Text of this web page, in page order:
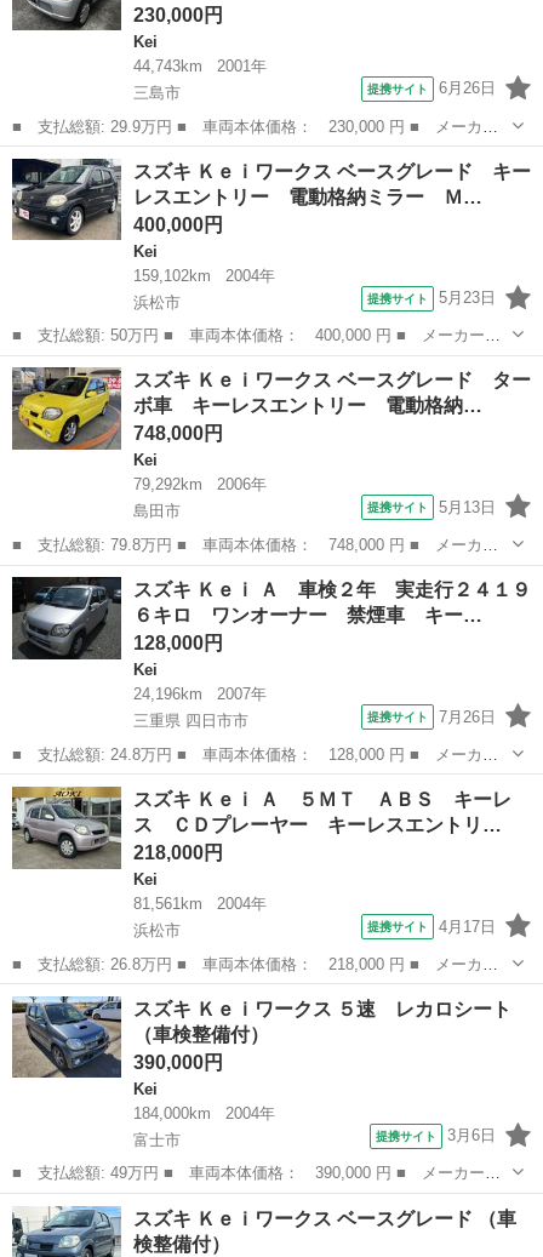
230,000円
Kei
44,743km
2001年
三島市
提携サイト 6月26日
■ 支払総額: 29.9万円 ■ 車両本体価格： 230,000 円 ■ メーカー
名： スズキ ■ 車種名： Ｋｅｉ ■ グレード名： Ｎ－１ 電動
格納ミラー ＡＴ ＣＤ エアコン パワーウィンドウ 運転席エア
バッグ 助手...
静岡 三島市 Kei
スズキ Ｋｅｉワークス ベースグレード キー
レスエントリー 電動格納ミラー Ｍ…
400,000円
Kei
159,102km
2004年
浜松市
提携サイト 5月23日
■ 支払総額: 50万円 ■ 車両本体価格： 400,000 円 ■ メーカー
名： スズキ ■ 車種名： Ｋｅｉワークス ■ グレード名： ベー
スグレード キーレスエントリー 電動格納ミラー ＭＴ ＡＢＳ
アルミホイール ...
静岡 浜松市 Kei
スズキ Ｋｅｉワークス ベースグレード ター
ボ車 キーレスエントリー 電動格納…
748,000円
Kei
79,292km
2006年
島田市
提携サイト 5月13日
■ 支払総額: 79.8万円 ■ 車両本体価格： 748,000 円 ■ メーカー
名： スズキ ■ 車種名： Ｋｅｉワークス ■ グレード名： ベー
スグレード ターボ車 キーレスエントリー 電動格納ミラー ５Ｍ
Ｔ ＡＢＳ ...
静岡 島田市 Kei
スズキ Ｋｅｉ Ａ 車検２年 実走行２４１９
６キロ ワンオーナー 禁煙車 キー…
128,000円
Kei
24,196km
2007年
三重県 四日市市
提携サイト 7月26日
■ 支払総額: 24.8万円 ■ 車両本体価格： 128,000 円 ■ メーカー
名： スズキ ■ 車種名： Ｋｅｉ ■ グレード名： Ａ 車検２
年 実走行２４１９６キロ ワンオーナー 禁煙車 キーレス エア
ーバック 衝突...
三重 四日市市
スズキ Ｋｅｉ Ａ ５ＭＴ ＡＢＳ キーレ
ス ＣＤプレーヤー キーレスエントリ…
218,000円
Kei
81,561km
2004年
浜松市
提携サイト 4月17日
■ 支払総額: 26.8万円 ■ 車両本体価格： 218,000 円 ■ メーカー
名： スズキ ■ 車種名： Ｋｅｉ ■ グレード名： Ａ ５ＭＴ
ＡＢＳ キーレス ＣＤプレーヤー キーレスエントリー ＡＢＳ
エアバッグ ...
静岡 浜松市 Kei
スズキ Ｋｅｉワークス ５速 レカロシート
（車検整備付）
390,000円
Kei
184,000km
2004年
富士市
提携サイト 3月6日
■ 支払総額: 49万円 ■ 車両本体価格： 390,000 円 ■ メーカー
名： スズキ ■ 車種名： Ｋｅｉワークス ■ グレード名： ５
速 レカロシート ■ 排気量： 660cc ■ ドア枚数： 5D ■ ミッシ
ョン...
静岡 富士市 Kei
スズキ Ｋｅｉワークス ベースグレード （車
検整備付）